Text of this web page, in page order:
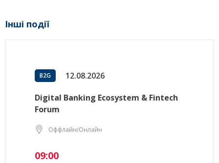
Інші події
B2G 12.08.2026
Digital Banking Ecosystem & Fintech
Forum
Оффлайн/Онлайн
09:00